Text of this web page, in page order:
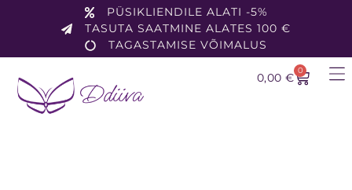
PÜSIKLIENDILE ALATI -5%
TASUTA SAATMINE ALATES 100 €
TAGASTAMISE VÕIMALUS
0,00 €
0